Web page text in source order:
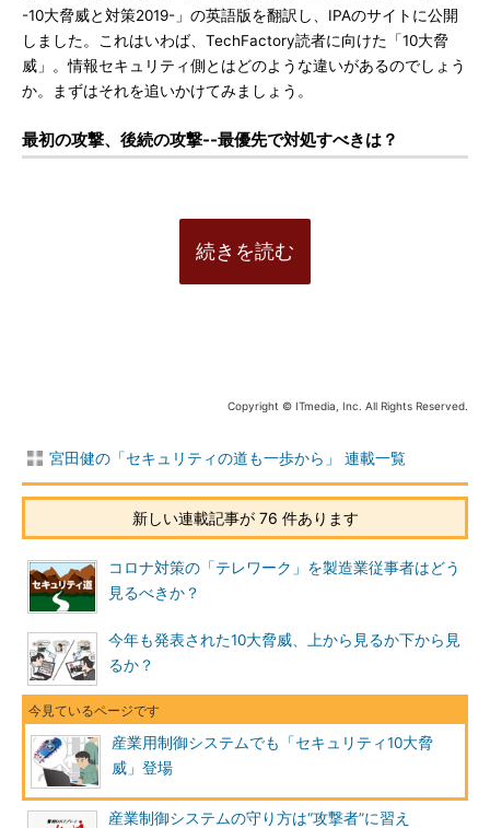
-10大脅威と対策2019-」の英語版を翻訳し、IPAのサイトに公開
しました。これはいわば、TechFactory読者に向けた「10大脅
威」。情報セキュリティ側とはどのような違いがあるのでしょう
か。まずはそれを追いかけてみましょう。
最初の攻撃、後続の攻撃--最優先で対処すべきは？
続きを読む
Copyright © ITmedia, Inc. All Rights Reserved.
宮田健の「セキュリティの道も一歩から」 連載一覧
新しい連載記事が 76 件あります
コロナ対策の「テレワーク」を製造業従事者はどう
見るべきか？
今年も発表された10大脅威、上から見るか下から見
るか？
産業用制御システムでも「セキュリティ10大脅
威」登場
産業制御システムの守り方は“攻撃者”に習え